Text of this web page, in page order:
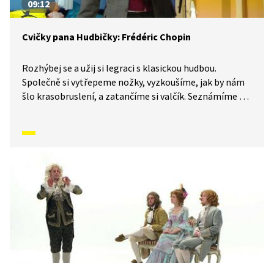
09:12
Cvičky pana Hudbičky: Frédéric Chopin
Rozhýbej se a užij si legraci s klasickou hudbou.
Společně si vytřepeme nožky, vyzkoušíme, jak by nám
šlo krasobruslení, a zatančíme si valčík. Seznámíme se